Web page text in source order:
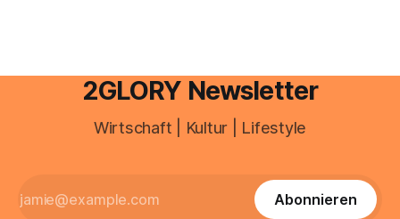
2GLORY Newsletter
Wirtschaft | Kultur | Lifestyle
Abonnieren